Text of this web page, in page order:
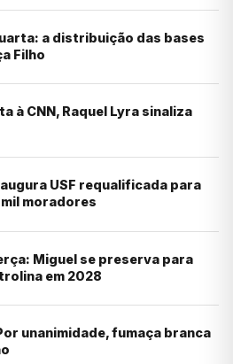
a distribuição das bases
Filho
à CNN, Raquel Lyra sinaliza
USF requalificada para
moradores
Miguel se preserva para
em 2028
unanimidade, fumaça branca